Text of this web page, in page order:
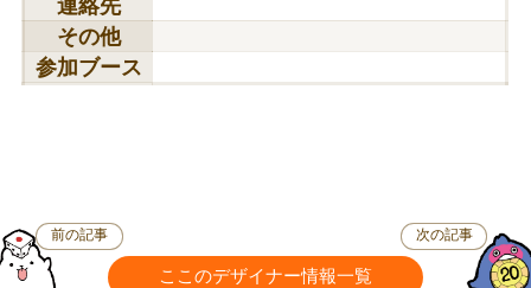
連絡先
その他
参加ブース
前の記事
ここのデザイナー情報一覧
次の記事